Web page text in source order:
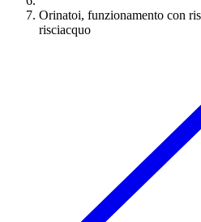
Orinatoi, funzionamento con
risciacquo